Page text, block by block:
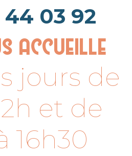
03 92
accueille
jours de
et de
16h30